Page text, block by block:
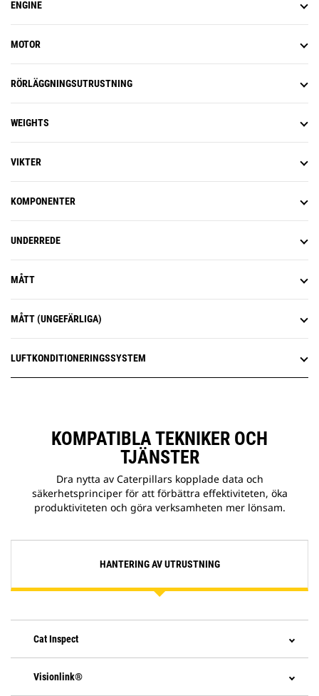
ENGINE
MOTOR
RÖRLÄGGNINGSUTRUSTNING
WEIGHTS
VIKTER
KOMPONENTER
UNDERREDE
MÅTT
MÅTT (UNGEFÄRLIGA)
LUFTKONDITIONERINGSSYSTEM
KOMPATIBLA TEKNIKER OCH
TJÄNSTER
Dra nytta av Caterpillars kopplade data och
säkerhetsprinciper för att förbättra effektiviteten, öka
produktiviteten och göra verksamheten mer lönsam.
HANTERING AV UTRUSTNING
Cat Inspect
Visionlink®